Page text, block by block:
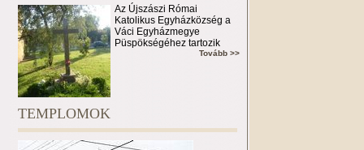
Az Újszászi Római
Katolikus Egyházközség a
Váci Egyházmegye
Püspökségéhez tartozik
Tovább >>
TEMPLOMOK